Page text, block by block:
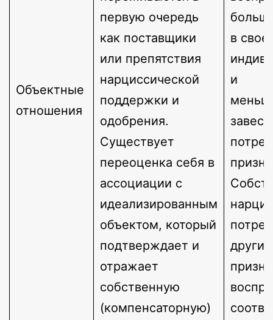
​Объектные
отношения
первую очередь
как поставщики
или препятствия
нарциссической
поддержки и
одобрения.
Существует
переоценка себя в
ассоциации с
идеализированным
объектом, который
подтверждает и
отражает
собственную
(компенсаторную)
в
и
завесу